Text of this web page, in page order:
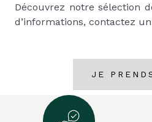
Découvrez notre sélection
d’informations, contactez
JE